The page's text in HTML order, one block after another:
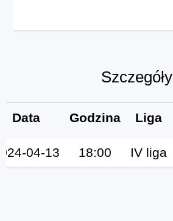
Szczegóły
Data Godzina Liga
04-13 18:00 IV liga